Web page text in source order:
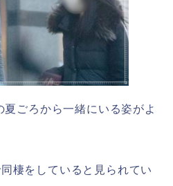
ごろから一緒にいる姿がよ
棲をしていると見られてい